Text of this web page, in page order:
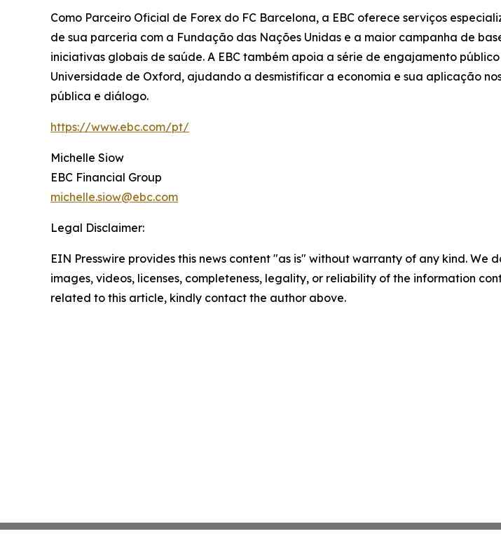
Como Parceiro Oficial de Forex do FC Barcelona, a EBC oferece serviços
de sua parceria com a Fundação das Nações Unidas e a maior campanha de
iniciativas globais de saúde. A EBC também apoia a série de engajamento
Universidade de Oxford, ajudando a desmistificar a economia e sua aplicação
pública e diálogo.
https://www.ebc.com/pt/
Michelle Siow
EBC Financial Group
michelle.siow@ebc.com
Legal Disclaimer:
EIN Presswire provides this news content "as is" without warranty of any kind.
images, videos, licenses, completeness, legality, or reliability of the information
related to this article, kindly contact the author above.